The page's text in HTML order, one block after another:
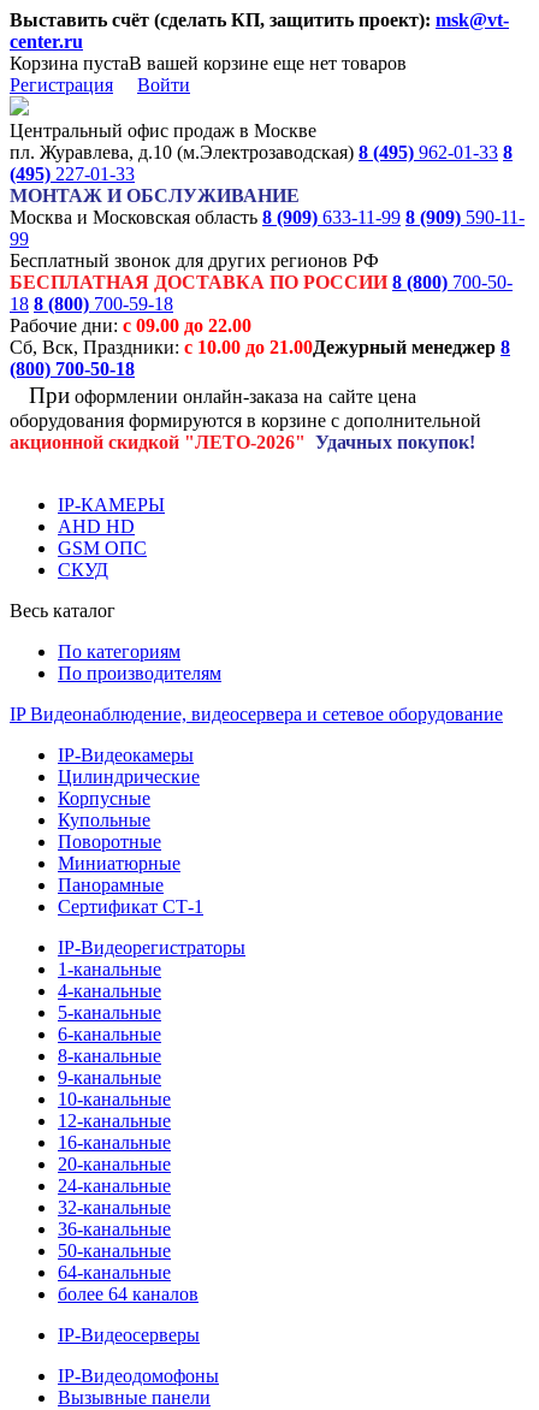
Выставить счёт (сделать КП, защитить проект): msk@vt-
center.ru
Корзина пустаВ вашей корзине еще нет товаров
Регистрация
Войти
Центральный офис продаж в Москве
пл. Журавлева, д.10 (м.Электрозаводская) 8 (495) 962-01-33 8
(495) 227-01-33
МОНТАЖ И ОБСЛУЖИВАНИЕ
Москва и Московская область 8 (909) 633-11-99 8 (909) 590-11-
99
Бесплатный звонок для других регионов РФ
БЕСПЛАТНАЯ ДОСТАВКА ПО РОССИИ 8 (800) 700-50-
18 8 (800) 700-59-18
Рабочие дни: с 09.00 до 22.00
Сб, Вск, Праздники: с 10.00 до 21.00Дежурный менеджер 8
(800) 700-50-18
При оформлении онлайн-заказа на сайте цена
оборудования формируются в корзине с дополнительной
акционной скидкой "ЛЕТО-2026" Удачных покупок!
IP-КАМЕРЫ
AHD HD
GSM ОПС
СКУД
Весь каталог
По категориям
По производителям
IP Видеонаблюдение, видеосервера и сетевое оборудование
IP-Видеокамеры
Цилиндрические
Корпусные
Купольные
Поворотные
Миниатюрные
Панорамные
Сертификат СТ-1
IP-Видеорегистраторы
1-канальные
4-канальные
5-канальные
6-канальные
8-канальные
9-канальные
10-канальные
12-канальные
16-канальные
20-канальные
24-канальные
32-канальные
36-канальные
50-канальные
64-канальные
более 64 каналов
IP-Видеосерверы
IP-Видеодомофоны
Вызывные панели